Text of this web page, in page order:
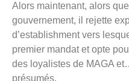
Alors maintenant, alors
gouvernement, il rejette
d’establishment vers
premier mandat et opte
des loyalistes de MAGA
présumés.